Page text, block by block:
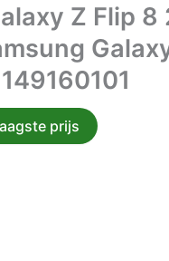
Z Flip 8
prijs